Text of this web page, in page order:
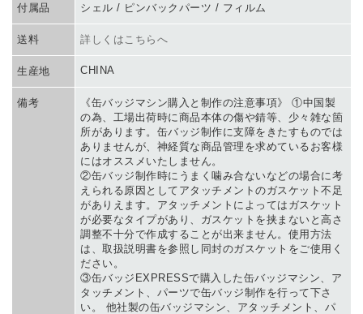
付属品 シェル / ピンバックパーツ / フィルム
送料 詳しくはこちらへ
生産地 CHINA
備考
《缶バッジマシン購入と制作の注意事項》 ①中国製
の為、工場出荷時に商品本体の傷や錆等、少々雑な箇
所があります。缶バッジ制作に支障をきたすものでは
ありませんが、神経質な商品管理を求めているお客様
にはオススメいたしません。
②缶バッジ制作時にうまく噛み合ないなどの場合に考
えられる原因としてアタッチメントのガスケット不足
がありえます。アタッチメントによってはガスケット
が必要なタイプがあり、ガスケットを挟まないと高さ
調整不十分で作成することが出来ません。使用方法
は、取扱説明書を参照し同封のガスケットをご使用く
ださい。
③缶バッジEXPRESSで購入した缶バッジマシン、ア
タッチメント、パーツで缶バッジ制作を行って下さ
い。 他社製の缶バッジマシン、アタッチメント、パ